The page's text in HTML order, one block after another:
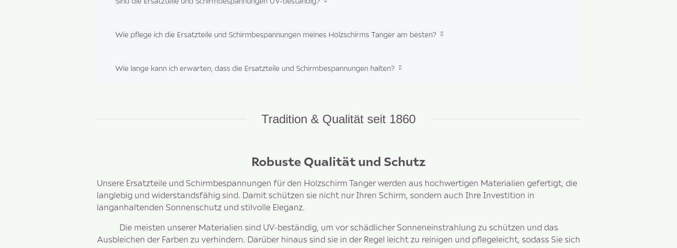
Wie pflege ich die Ersatzteile und Schirmbespannungen meines Holzschirms Tanger am besten?
Wie lange kann ich erwarten, dass die Ersatzteile und Schirmbespannungen halten?
Tradition & Qualität seit 1860
Robuste Qualität und Schutz
Unsere Ersatzteile und Schirmbespannungen für den Holzschirm Tanger werden aus hochwertigen Materialien gefertigt, die
langlebig und widerstandsfähig sind. Damit schützen sie nicht nur Ihren Schirm, sondern auch Ihre Investition in
langanhaltenden Sonnenschutz und stilvolle Eleganz.
Die meisten unserer Materialien sind UV-beständig, um vor schädlicher Sonneneinstrahlung zu schützen und das
Ausbleichen der Farben zu verhindern. Darüber hinaus sind sie in der Regel leicht zu reinigen und pflegeleicht, sodass Sie sich